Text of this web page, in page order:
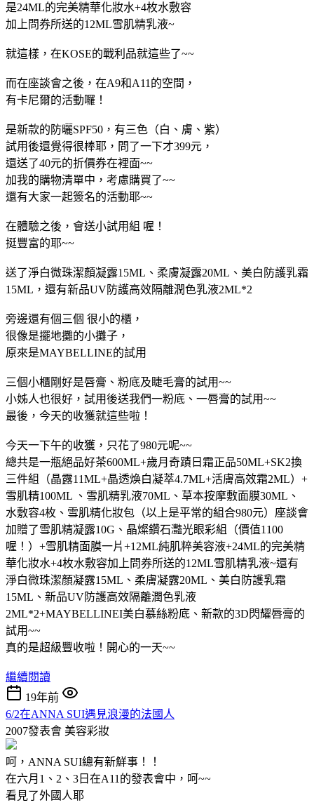
是24ML的完美精華化妝水+4枚水敷容
加上問券所送的12ML雪肌精乳液~
就這樣，在KOSE的戰利品就這些了~~
而在座談會之後，在A9和A11的空間，
有卡尼爾的活動囉！
是新款的防曬SPF50，有三色（白、膚、紫）
試用後還覺得很棒耶，問了一下才399元，
還送了40元的折價券在裡面~~
加我的購物清單中，考慮購買了~~
還有大家一起簽名的活動耶~~
在體驗之後，會送小試用組 喔！
挺豐富的耶~~
送了淨白微珠潔顏凝露15ML、柔膚凝露20ML、美白防護乳霜
15ML，還有新品UV防護高效隔離潤色乳液2ML*2
旁邊還有個三個 很小的櫃，
很像是擺地攤的小攤子，
原來是MAYBELLINE的試用
三個小櫃剛好是唇膏、粉底及睫毛膏的試用~~
小姊人也很好，試用後送我們一粉底、一唇膏的試用~~
最後，今天的收獲就這些啦！
今天一下午的收獲，只花了980元呢~~
總共是一瓶絕品好茶600ML+歲月奇蹟日霜正品50ML+SK2換
三件組（晶露11ML+晶透煥白凝萃4.7ML+活膚高效霜2ML）+
雪肌精100ML 、雪肌精乳液70ML、草本按摩敷面膜30ML、
水敷容4枚、雪肌精化妝包（以上是平常的組合980元）座談會
加贈了雪肌精凝露10G、晶燦鑽石灩光眼彩組（價值1100
喔！）+雪肌精面膜一片+12ML純肌粹美容液+24ML的完美精
華化妝水+4枚水敷容加上問券所送的12ML雪肌精乳液~還有
淨白微珠潔顏凝露15ML、柔膚凝露20ML、美白防護乳霜
15ML、新品UV防護高效隔離潤色乳液
2ML*2+MAYBELLINEI美白慕絲粉底、新款的3D閃耀唇膏的
試用~~
真的是超級豐收啦！開心的一天~~
繼續閱讀
19年前
6/2在ANNA SUI遇見浪漫的法國人
2007發表會 美容彩妝
呵，ANNA SUI總有新鮮事！！
在六月1、2、3日在A11的發表會中，呵~~
看見了外國人耶